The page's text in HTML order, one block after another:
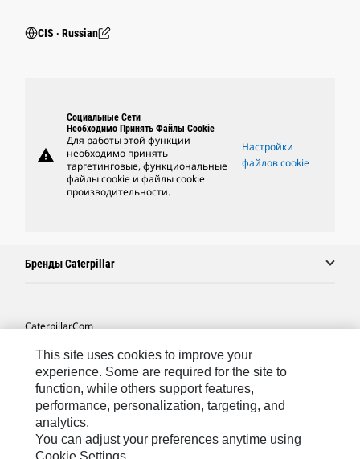
CIS ‧ Russian
warning
Социальные Сети
Необходимо Принять Файлы Cookie
Для работы этой функции
необходимо принять
таргетинговые, функциональные
файлы cookie и файлы cookie
производительности.
Настройки
файлов cookie
Бренды Caterpillar
Caterpillar.com
Связаться С Caterpillar
Карта Сайта
Cookie Settings
Юридическая Информация
This site uses cookies to improve your
experience. Some are required for the site to
function, while others support features,
performance, personalization, targeting, and
analytics.
You can adjust your preferences anytime using
Cookie Settings.